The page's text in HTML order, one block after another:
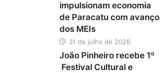
impulsionam economia
de Paracatu com avanço
dos MEIs
31 de julho de 2026
João Pinheiro recebe 1º
Festival Cultural e